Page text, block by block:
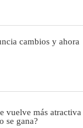
cambios y ahora
vuelve más atractiva
se gana?